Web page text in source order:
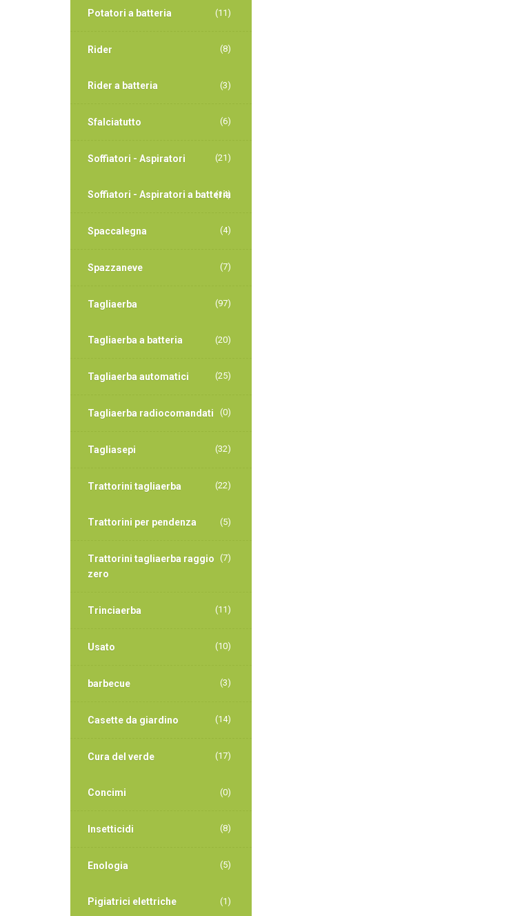
Potatori a batteria (11)
Rider (8)
Rider a batteria (3)
Sfalciatutto (6)
Soffiatori - Aspiratori (21)
Soffiatori - Aspiratori a batteria
(14)
Spaccalegna (4)
Spazzaneve (7)
Tagliaerba (97)
Tagliaerba a batteria (20)
Tagliaerba automatici (25)
Tagliaerba radiocomandati (0)
Tagliasepi (32)
Trattorini tagliaerba (22)
Trattorini per pendenza (5)
Trattorini tagliaerba raggio
zero
(7)
Trinciaerba (11)
Usato (10)
barbecue (3)
Casette da giardino (14)
Cura del verde (17)
Concimi (0)
Insetticidi (8)
Enologia (5)
Pigiatrici elettriche (1)